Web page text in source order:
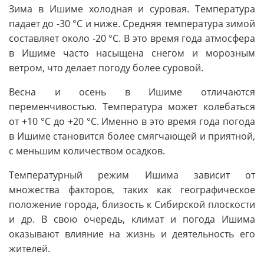
Зима в Ишиме холодная и суровая. Температура
падает до -30 °C и ниже. Средняя температура зимой
составляет около -20 °C. В это время года атмосфера
в Ишиме часто насыщена снегом и морозным
ветром, что делает погоду более суровой.
Весна и осень в Ишиме отличаются
переменчивостью. Температура может колебаться
от +10 °C до +20 °C. Именно в это время года погода
в Ишиме становится более смягчающей и приятной,
с меньшим количеством осадков.
Температурный режим Ишима зависит от
множества факторов, таких как географическое
положение города, близость к Сибирской плоскости
и др. В свою очередь, климат и погода Ишима
оказывают влияние на жизнь и деятельность его
жителей.